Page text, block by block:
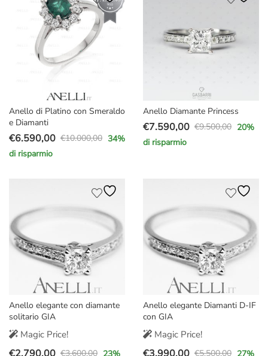
€6.000,00.
€4.377,00.
Anello di Platino con Smeraldo
e Diamanti
€10.000,00
Il
prezzo
€10.000,00.
€6.590,00
Il
prezzo
€6.590,00.
34%
di risparmio
Anello Diamante Princess
€9.500,00
Il
prezzo
€7.590,00
Il
prezzo
20%
di risparmio
Anello elegante con diamante
solitario GIA
Magic Price!
€3.600,00 23%
Anello elegante Diamanti D-IF
con GIA
Magic Price!
€5.500,00 27%